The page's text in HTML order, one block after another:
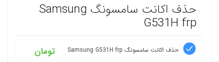
حذف اکانت سامسونگ Samsung
G531H frp
حذف اکانت سامسونگ Samsung G531H frp تومان